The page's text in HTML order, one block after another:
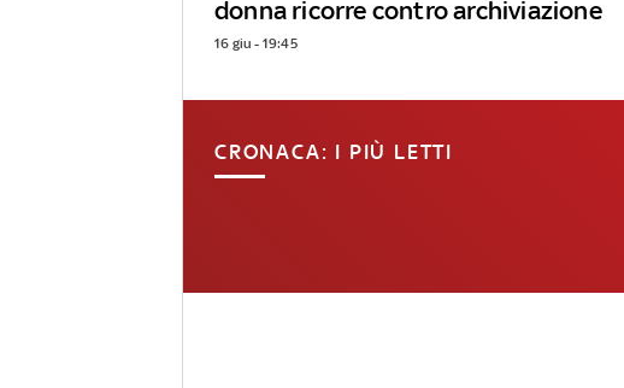
donna ricorre contro archiviazione
16 giu - 19:45
CRONACA: I PIÙ LETTI